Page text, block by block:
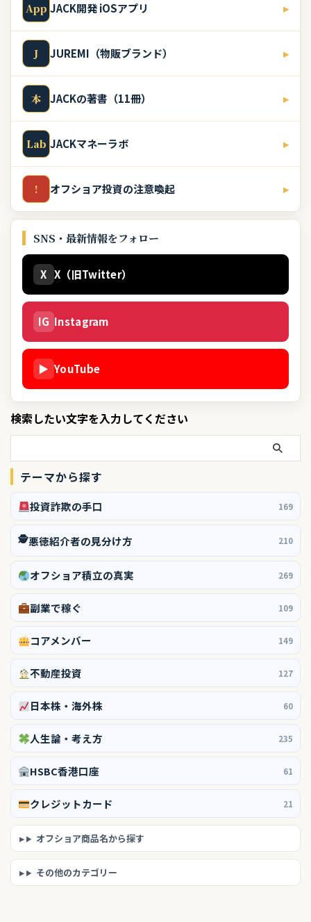
App JACK開発 iOSアプリ ▸
J JUREMI（物販ブランド） ▸
本 JACKの著書（11冊） ▸
Lab JACKマネーラボ ▸
! オフショア投資の注意喚起 ▸
SNS・最新情報をフォロー
X X（旧Twitter）
IG Instagram
▶ YouTube
検索したい文字を入力してください
テーマから探す
投資詐欺の手口 169
🕵️悪徳紹介者の見分け方 210
オフショア積立の真実 269
副業で稼ぐ 109
コアメンバー 149
不動産投資 127
日本株・海外株 60
人生論・考え方 235
HSBC香港口座 61
クレジットカード 21
オフショア商品名から探す
その他のカテゴリー